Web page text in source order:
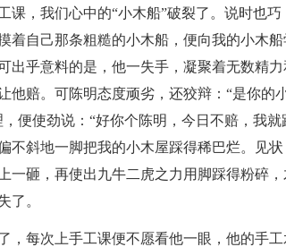
课，我们心中的“小木船”破裂了。说时也
着自己那条粗糙的小木船，便向我的小木
出乎意料的是，他一失手，凝聚着无数精
他赔。可陈明态度顽劣，还狡辩：“是你的
便使劲说：“好你个陈明，今日不赔，我
不斜地一脚把我的小木屋踩得稀巴烂。见
一砸，再使出九牛二虎之力用脚踩得粉碎
了。
，每次上手工课便不愿看他一眼，他的手